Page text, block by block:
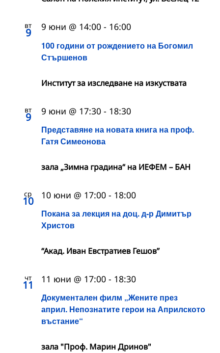
вт
9
100 години от рождението на Богомил
Стършенов
9 юни @ 14:00 - 16:00
Институт за изследване на изкуствата
вт
9
Представяне на новата книга на проф.
Гатя Симеонова
9 юни @ 17:30 - 18:30
зала „Зимна градина“ на ИЕФЕМ – БАН
ср
10
Покана за лекция на доц. д-р Димитър
Христов
10 юни @ 17:00 - 18:00
“Акад. Иван Евстратиев Гешов”
чт
11
Документален филм „Жените през
април. Непознатите герои на Априлското
въстание“
11 юни @ 17:00 - 18:30
зала "Проф. Марин Дринов"